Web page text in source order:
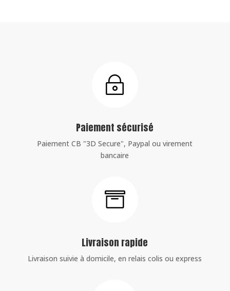
~
Paiement sécurisé
Paiement CB "3D Secure", Paypal ou virement
bancaire

Livraison rapide
Livraison suivie à domicile, en relais colis ou express